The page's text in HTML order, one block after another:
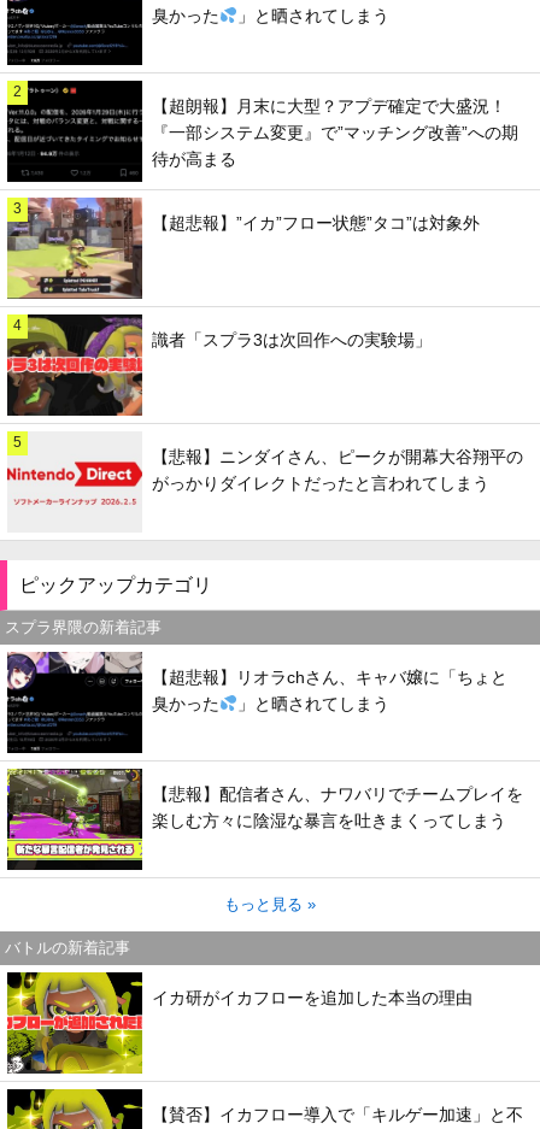
臭かった
」と晒されてしまう
2
【超朗報】月末に大型？アプデ確定で大盛況！
『一部システム変更』で”マッチング改善”への期
待が高まる
3
【超悲報】”イカ”フロー状態”タコ”は対象外
4
識者「スプラ3は次回作への実験場」
5
【悲報】ニンダイさん、ピークが開幕大谷翔平の
がっかりダイレクトだったと言われてしまう
ピックアップカテゴリ
スプラ界隈の新着記事
【超悲報】リオラchさん、キャバ嬢に「ちょと
臭かった
」と晒されてしまう
【悲報】配信者さん、ナワバリでチームプレイを
楽しむ方々に陰湿な暴言を吐きまくってしまう
もっと見る »
バトルの新着記事
イカ研がイカフローを追加した本当の理由
【賛否】イカフロー導入で「キルゲー加速」と不